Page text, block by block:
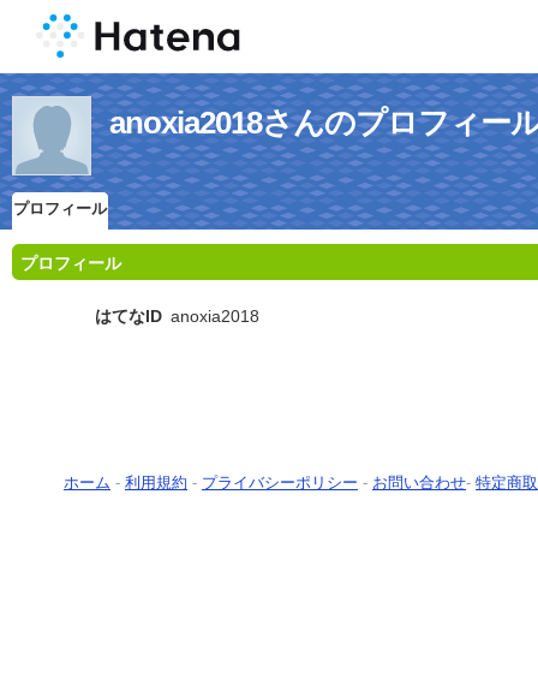
anoxia2018さんのプロフィー
プロフィール
プロフィール
はてなID anoxia2018
ホーム - 利用規約 - プライバシーポリシー - お問い合わせ- 特定商